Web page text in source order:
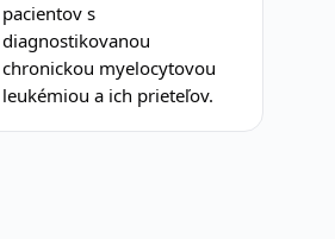
pacientov s
diagnostikovanou
chronickou myelocytovou
leukémiou a ich prieteľov.